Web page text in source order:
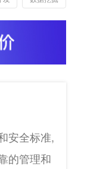
安全标准,
的管理和